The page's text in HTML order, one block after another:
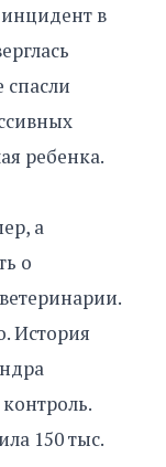
в
ребенка.
а
о
История
150 тыс.